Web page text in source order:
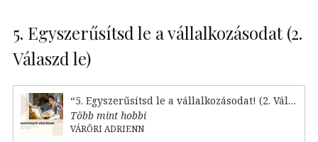
5. Egyszerűsítsd le a vállalkozásodat (2.
Válaszd le)
“5. Egyszerűsítsd le a vállalkozásodat! (2. Válaszd le)”
Több mint hobbi
VÁRŐRI ADRIENN